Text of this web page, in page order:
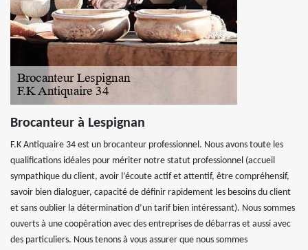
Brocanteur à Lespignan
F.K Antiquaire 34 est un brocanteur professionnel. Nous avons toute les
qualifications idéales pour mériter notre statut professionnel (accueil
sympathique du client, avoir l’écoute actif et attentif, être compréhensif,
savoir bien dialoguer, capacité de définir rapidement les besoins du client
et sans oublier la détermination d’un tarif bien intéressant). Nous sommes
ouverts à une coopération avec des entreprises de débarras et aussi avec
des particuliers. Nous tenons à vous assurer que nous sommes